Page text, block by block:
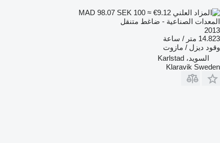
SEK 100 ≈ €9.12
المعدات الصناعية - ضاغط متنقل
2013
14.823 متر / ساعة
وقود ديزل / مازوت
السويد، Karlstad
Klaravik Sweden